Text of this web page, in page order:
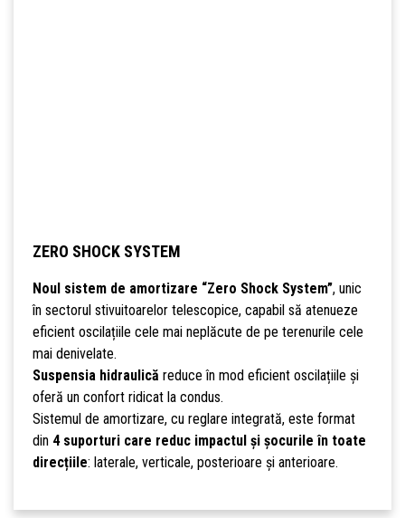
ZERO SHOCK SYSTEM
Noul sistem de amortizare “Zero Shock System”, unic
în sectorul stivuitoarelor telescopice, capabil să atenueze
eficient oscilațiile cele mai neplăcute de pe terenurile cele
mai denivelate.
Suspensia hidraulică reduce în mod eficient oscilațiile și
oferă un confort ridicat la condus.
Sistemul de amortizare, cu reglare integrată, este format
din 4 suporturi care reduc impactul și șocurile în toate
direcțiile: laterale, verticale, posterioare și anterioare.